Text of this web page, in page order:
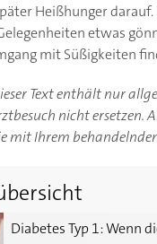
Heißhunger darauf.
etwas
mit Süßigkeiten
Text enthält nur
nicht ersetzen.
mit Ihrem
Diabetes Typ 1: Wenn
1: Wenn die